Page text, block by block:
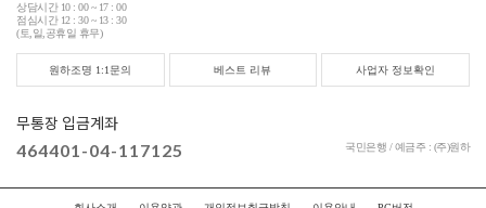
상담시간 10 : 00 ~ 17 : 00
점심시간 12 : 30 ~ 13 : 30
(토,일,공휴일 휴무)
원하조명 1:1문의 베스트 리뷰 사업자 정보확인
무통장 입금계좌
464401-04-117125 국민은행 / 예금주 : (주)원하